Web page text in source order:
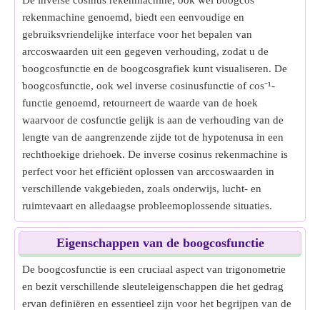
rekenmachine genoemd, biedt een eenvoudige en
gebruiksvriendelijke interface voor het bepalen van
arccoswaarden uit een gegeven verhouding, zodat u de
boogcosfunctie en de boogcosgrafiek kunt visualiseren. De
boogcosfunctie, ook wel inverse cosinusfunctie of cos⁻¹-
functie genoemd, retourneert de waarde van de hoek
waarvoor de cosfunctie gelijk is aan de verhouding van de
lengte van de aangrenzende zijde tot de hypotenusa in een
rechthoekige driehoek. De inverse cosinus rekenmachine is
perfect voor het efficiënt oplossen van arccoswaarden in
verschillende vakgebieden, zoals onderwijs, lucht- en
ruimtevaart en alledaagse probleemoplossende situaties.
Eigenschappen van de boogcosfunctie
De boogcosfunctie is een cruciaal aspect van trigonometrie
en bezit verschillende sleuteleigenschappen die het gedrag
ervan definiëren en essentieel zijn voor het begrijpen van de